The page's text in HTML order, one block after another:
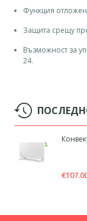
Функция отложен
Защита срещу
Възможност за
24.